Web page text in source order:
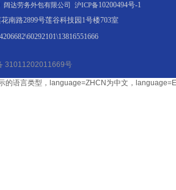
南路2899号莲谷科技园1号楼703室
31011202011669号
达劳务外包有限公司 沪ICP备10200494号-1
的语言类型，language=ZHCN为中文，